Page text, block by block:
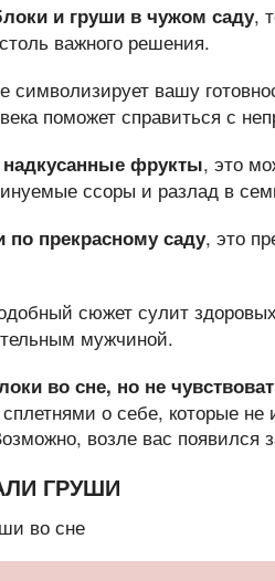
и груши в чужом саду,
важного решения.
символизирует вашу
поможет справиться с
надкусанные фрукты, это
ссоры и разлад в
по прекрасному саду, это
сюжет сулит
мужчиной.
во сне, но не
о себе, которые
возле вас появился
ГРУШИ